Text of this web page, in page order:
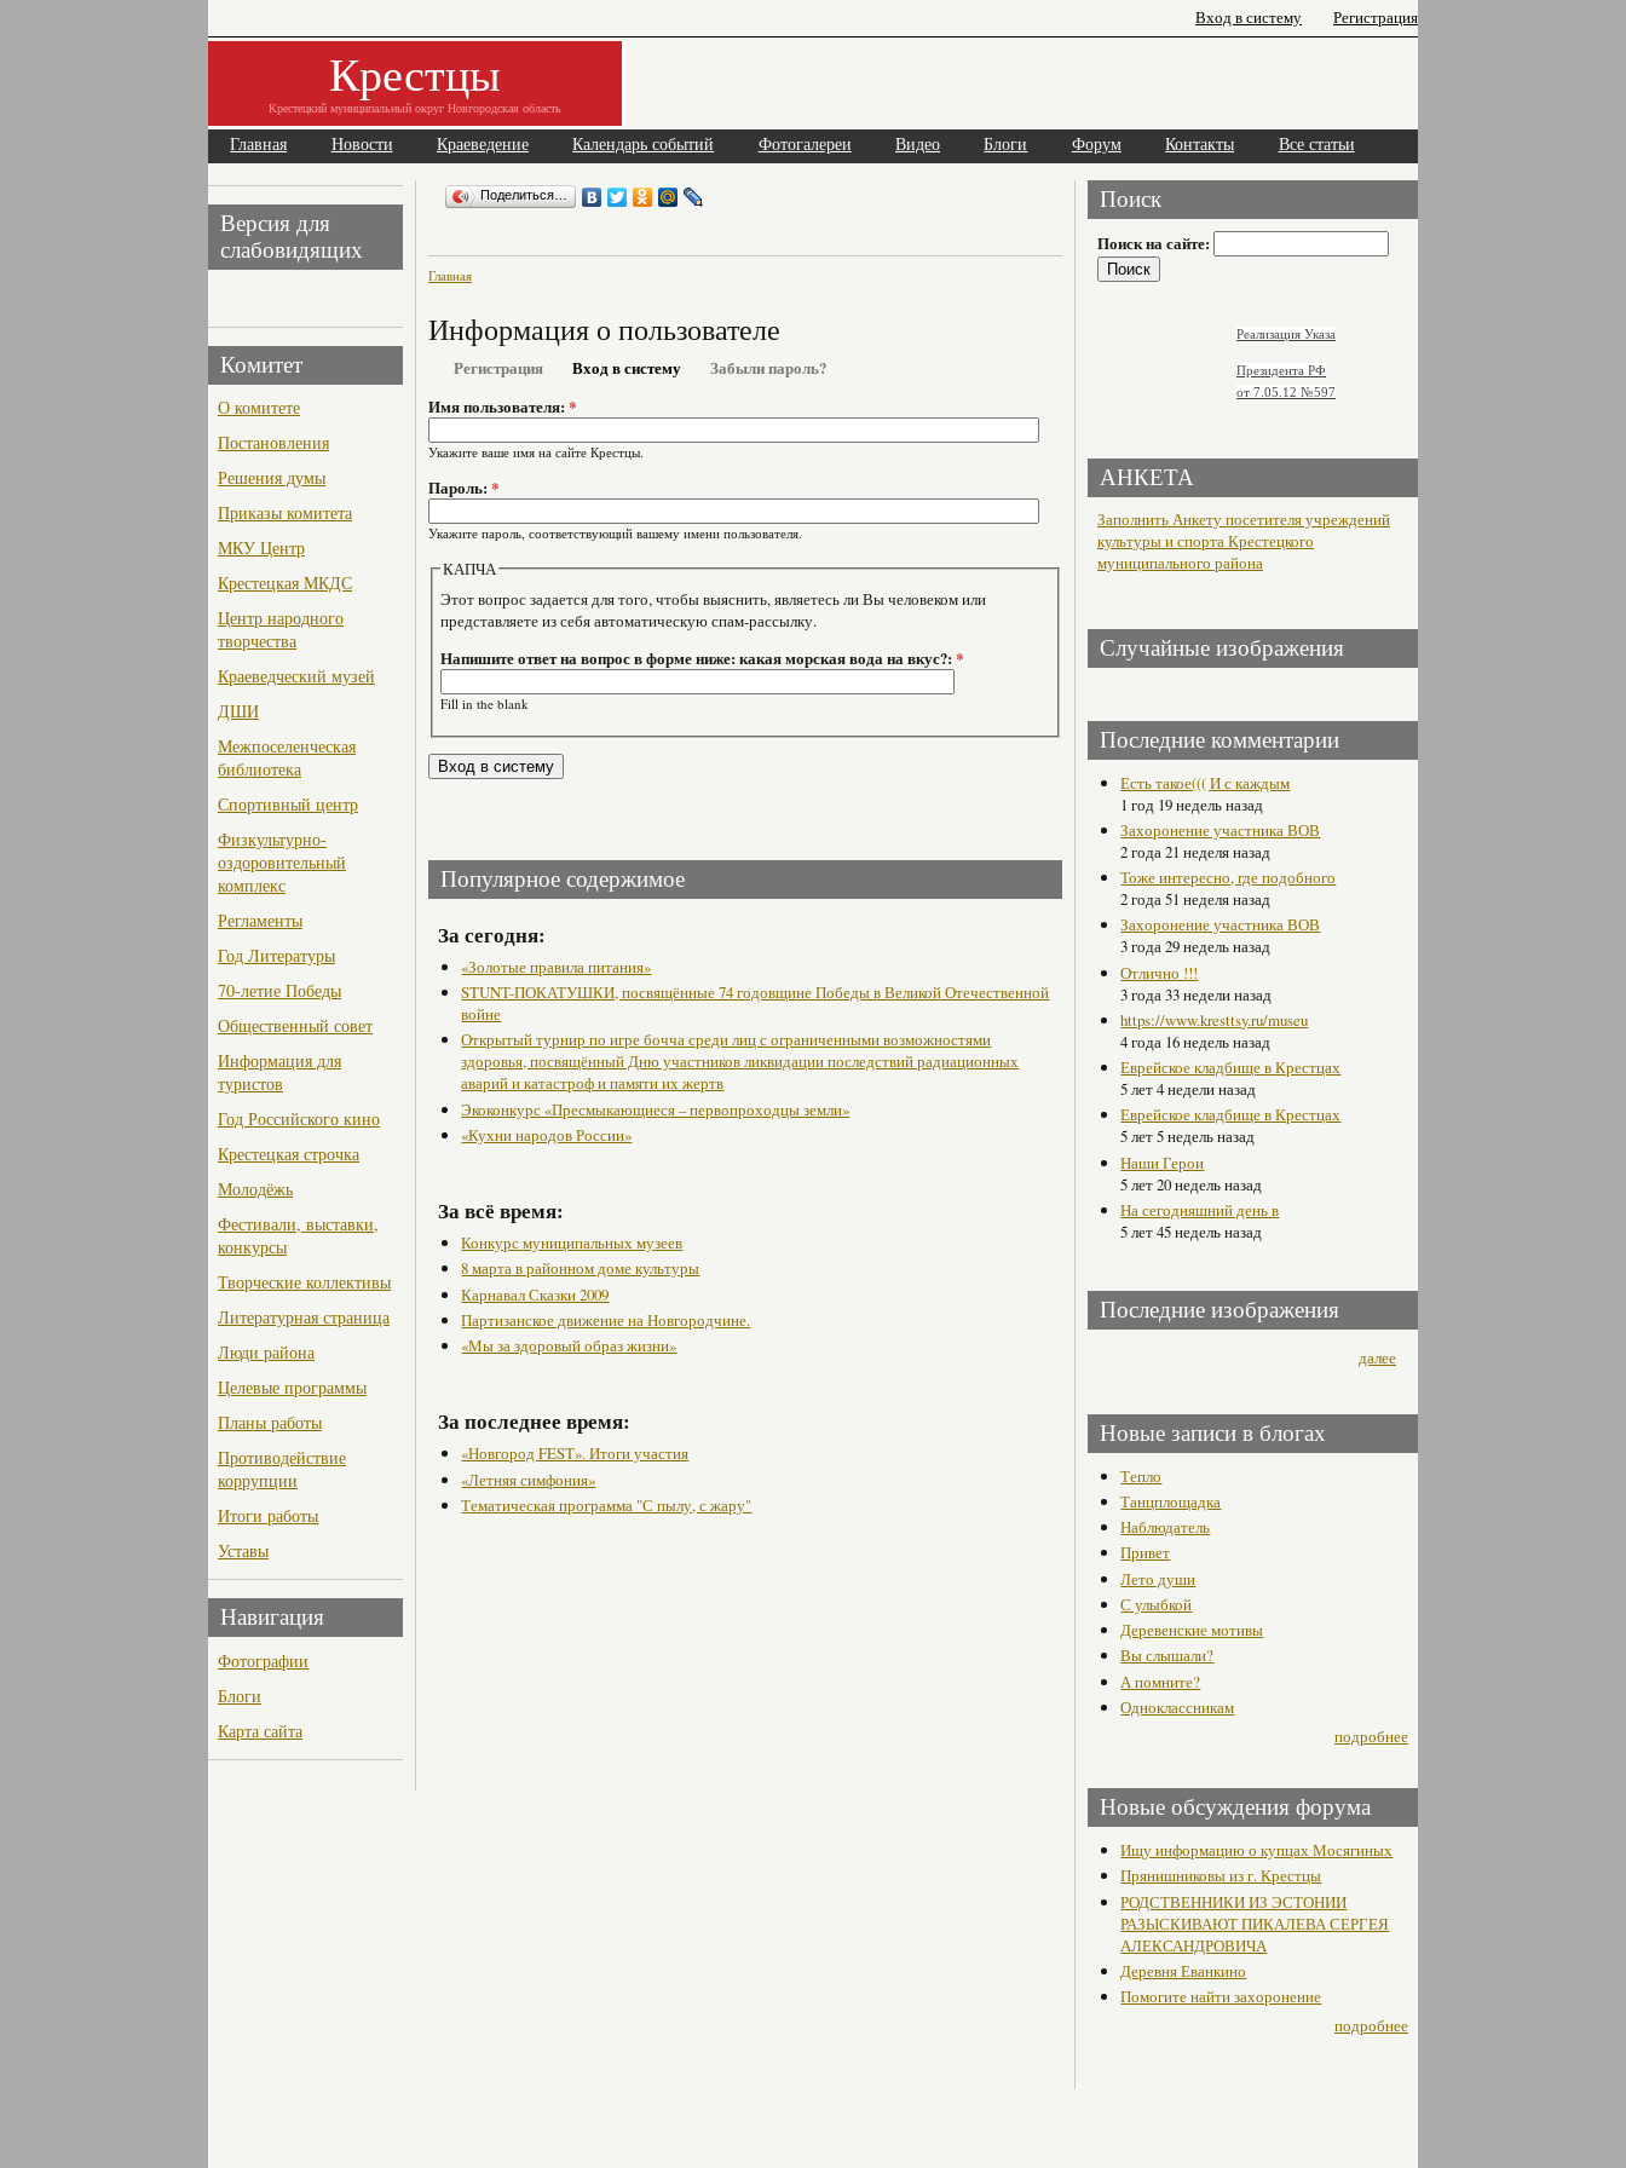
Вход в систему Регистрация
Крестцы
Крестецкий муниципальный округ Новгородская область
Главная Новости Краеведение Календарь событий Фотогалереи Видео Блоги Форум Контакты Все статьи
Версия для
слабовидящих
Комитет
О комитете
Постановления
Решения думы
Приказы комитета
МКУ Центр
Крестецкая МКДС
Центр народного
творчества
Краеведческий музей
ДШИ
Межпоселенческая
библиотека
Спортивный центр
Физкультурно-
оздоровительный
комплекс
Регламенты
Год Литературы
70-летие Победы
Общественный совет
Информация для
туристов
Год Российского кино
Крестецкая строчка
Молодёжь
Фестивали, выставки,
конкурсы
Творческие коллективы
Литературная страница
Люди района
Целевые программы
Планы работы
Противодействие
коррупции
Итоги работы
Уставы
Навигация
Фотографии
Блоги
Карта сайта
Поделиться…
Главная
Информация о пользователе
Регистрация Вход в систему
Забыли пароль?
Имя пользователя: *
Укажите ваше имя на сайте Крестцы.
Пароль: *
Укажите пароль, соответствующий вашему имени пользователя.
КАПЧА
Этот вопрос задается для того, чтобы выяснить, являетесь ли Вы человеком или
представляете из себя автоматическую спам-рассылку.
Напишите ответ на вопрос в форме ниже: какая морская вода на вкус?:*
Fill in the blank
Популярное содержимое
За сегодня:
«Золотые правила питания»
STUNT-ПОКАТУШКИ, посвящённые 74 годовщине Победы в Великой Отечественной
войне
Открытый турнир по игре бочча среди лиц с ограниченными возможностями
здоровья, посвящённый Дню участников ликвидации последствий радиационных
аварий и катастроф и памяти их жертв
Экоконкурс «Пресмыкающиеся – первопроходцы земли»
«Кухни народов России»
За всё время:
Конкурс муниципальных музеев
8 марта в районном доме культуры
Карнавал Сказки 2009
Партизанское движение на Новгородчине.
«Мы за здоровый образ жизни»
За последнее время:
«Новгород FEST». Итоги участия
«Летняя симфония»
Тематическая программа "С пылу, с жару"
Поиск
Поиск на сайте:
Реализация Указа
Президента РФ
от 7.05.12 №597
АНКЕТА
Заполнить Анкету посетителя учреждений
культуры и спорта Крестецкого
муниципального района
Случайные изображения
Последние комментарии
Есть такое((( И с каждым
1 год 19 недель назад
Захоронение участника ВОВ
2 года 21 неделя назад
Тоже интересно, где подобного
2 года 51 неделя назад
Захоронение участника ВОВ
3 года 29 недель назад
Отлично !!!
3 года 33 недели назад
https://www.kresttsy.ru/museu
4 года 16 недель назад
Еврейское кладбище в Крестцах
5 лет 4 недели назад
Еврейское кладбище в Крестцах
5 лет 5 недель назад
Наши Герои
5 лет 20 недель назад
На сегодняшний день в
5 лет 45 недель назад
Последние изображения
далее
Новые записи в блогах
Тепло
Танцплощадка
Наблюдатель
Привет
Лето души
С улыбкой
Деревенские мотивы
Вы слышали?
А помните?
Одноклассникам
подробнее
Новые обсуждения форума
Ищу информацию о купцах Мосягиных
Прянишниковы из г. Крестцы
РОДСТВЕННИКИ ИЗ ЭСТОНИИ
РАЗЫСКИВАЮТ ПИКАЛЕВА СЕРГЕЯ
АЛЕКСАНДРОВИЧА
Деревня Еванкино
Помогите найти захоронение
подробнее